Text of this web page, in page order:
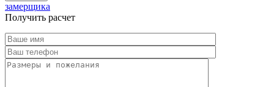
замерщика
Получить расчет